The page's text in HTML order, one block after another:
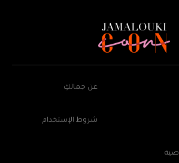
عن جمالكِ
شروط الإستخدام